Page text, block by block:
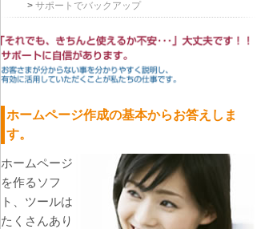
> サポートでバックアップ
ホームページ作成の基本からお答えしま
す。
ホームページ
を作るソフ
ト、ツールは
たくさんあり